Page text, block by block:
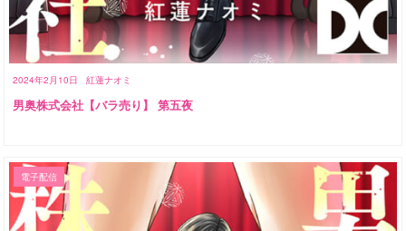
2024年2月10日 紅蓮ナオミ
男奥株式会社【バラ売り】 第五夜
電子配信